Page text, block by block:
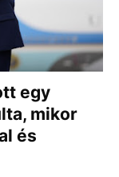
egy
mikor
és